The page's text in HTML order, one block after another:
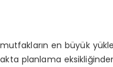
mutfakların en büyük
planlama